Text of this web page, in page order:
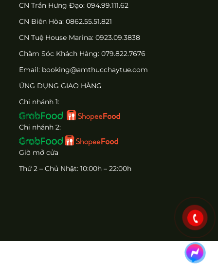
CN Trần Hưng Đạo: 094.99.111.62
CN Biên Hòa: 0862.55.51.821
CN Tuệ House Marina: 0923.09.3838
Chăm Sóc Khách Hàng: 079.822.7676
Email: booking@amthucchaytue.com
ỨNG DỤNG GIAO HÀNG
Chi nhánh 1:
Chi nhánh 2:
Giờ mở cửa
Thứ 2 – Chủ Nhật: 10:00h – 22:00h